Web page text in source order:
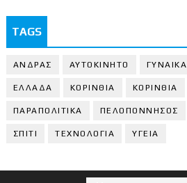
TAGS
ΑΝΔΡΑΣ ΑΥΤΟΚΙΝΗΤΟ ΓΥΝΑΙΚΑ
ΕΛΛΑΔΑ ΚΟΡΙΝΘΙΑ ΚΟΡΙΝΘΙA
ΠΑΡΑΠΟΛΙΤΙΚΑ ΠΕΛΟΠΟΝΝΗΣΟΣ
ΣΠΙΤΙ ΤΕΧΝΟΛΟΓΙΑ ΥΓΕΙΑ